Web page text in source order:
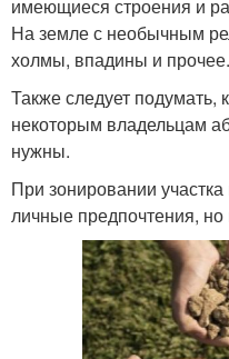
имеющиеся строения и
На земле с необычным
холмы, впадины и прочее.
Также следует подумать,
некоторым владельцам
нужны.
При зонировании
личные предпочтения, но